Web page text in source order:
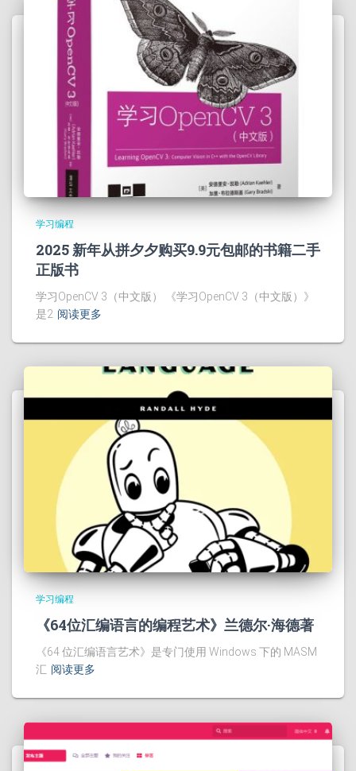
学习编程
2025 新年从拼夕夕购买9.9元包邮的书籍二手
正版书
学习OpenCV 3（中文版） 《学习OpenCV 3（中文版）》
是2 阅读更多
学习编程
《64位汇编语言的编程艺术》兰德尔·海德著
《64 位汇编语言艺术》是专门使用 Windows 下的 MASM
汇 阅读更多